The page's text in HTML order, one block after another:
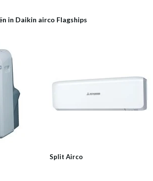
in Daikin airco Flagships
Split Airco